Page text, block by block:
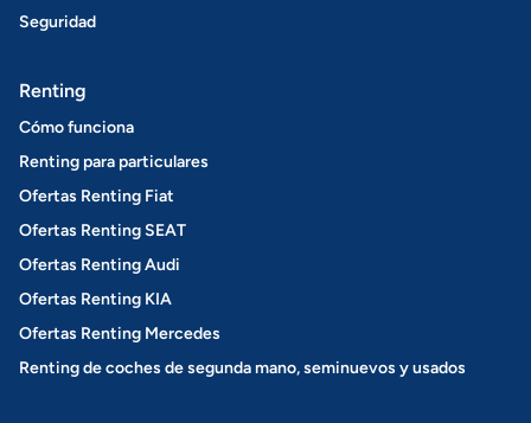
Seguridad
Renting
Cómo funciona
Renting para particulares
Ofertas Renting Fiat
Ofertas Renting SEAT
Ofertas Renting Audi
Ofertas Renting KIA
Ofertas Renting Mercedes
Renting de coches de segunda mano, seminuevos y usados